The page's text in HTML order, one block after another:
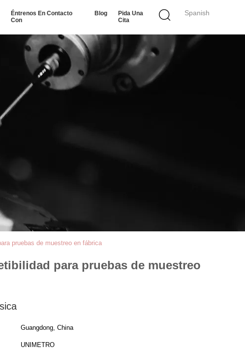
Spanish
Éntrenos En Contacto
Con
Blog
Pida Una
Cita
pruebas de muestreo en fábrica
para pruebas de muestreo
Guangdong, China
UNIMETRO